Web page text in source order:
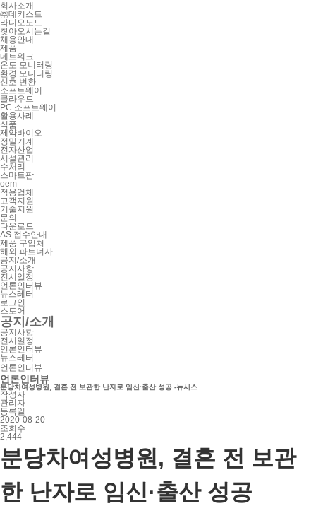
회사소개
㈜데키스트
라디오노드
찾아오시는길
채용안내
제품
네트워크
온도 모니터링
환경 모니터링
신호 변환
소프트웨어
클라우드
PC 소프트웨어
활용사례
식품
제약바이오
정밀기계
전자산업
시설관리
수처리
스마트팜
oem
적용업체
고객지원
기술지원
문의
다운로드
AS 접수안내
제품 구입처
해외 파트너사
공지/소개
공지사항
전시일정
언론인터뷰
뉴스레터
로그인
스토어
공지/소개
공지사항
전시일정
언론인터뷰
뉴스레터
언론인터뷰
언론인터뷰
분당차여성병원, 결혼 전 보관한 난자로 임신·출산 성공 -뉴시스
작성자
관리자
등록일
2020-08-20
조회수
2,444
분당차여성병원, 결혼 전 보관
한 난자로 임신·출산 성공